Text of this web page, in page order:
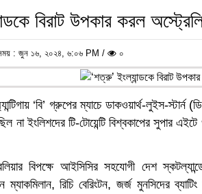
বিরাট উপকার করল
সময় : জুন ১৬, ২০২৪, ৬:০৬ PM / ০
‘বি’ গ্রুপের ম্যাচে ডাকওয়ার্থ-লুইস-স্টার্ন
না ইংলিশদের টি-টোয়েন্টি বিশ্বকাপের সুপার
বিপক্ষে আইসিসির সহযোগী দেশ
ম্যাকমিলান, রিচি বেরিংটন, জর্জ মুনসিদের